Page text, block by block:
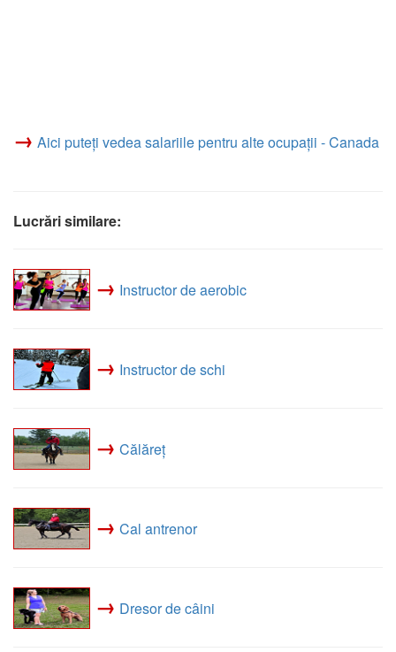
→ Aici puteți vedea salariile pentru alte ocupații - Canada
Lucrări similare:
→ Instructor de aerobic
→ Instructor de schi
→ Călăreț
→ Cal antrenor
→ Dresor de câini